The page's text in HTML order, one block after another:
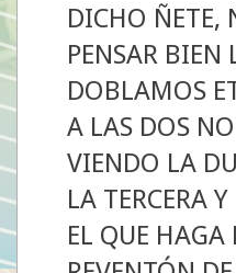
DICHO ÑETE,
PENSAR BIEN
DOBLAMOS
A LAS DOS
VIENDO LA
LA TERCERA
EL QUE